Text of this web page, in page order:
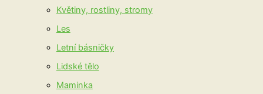
Květiny, rostliny, stromy
Les
Letní básničky
Lidské tělo
Maminka